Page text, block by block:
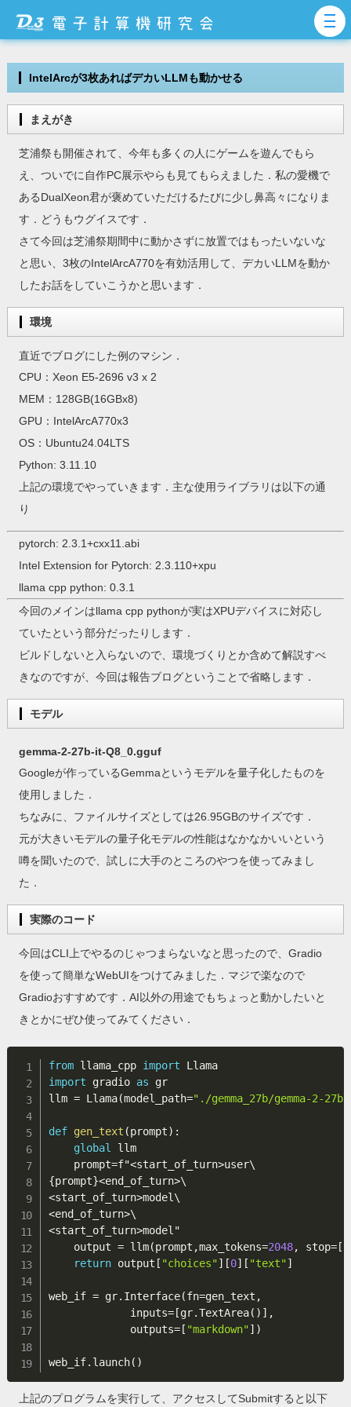
IntelArcが3枚あればデカいLLMも動かせる
まえがき
芝浦祭も開催されて、今年も多くの人にゲームを遊んでもら
え、ついでに自作PC展示やらも見てもらえました．私の愛機で
あるDualXeon君が褒めていただけるたびに少し鼻高々になりま
す．どうもウグイスです．
さて今回は芝浦祭期間中に動かさずに放置ではもったいないな
と思い、3枚のIntelArcA770を有効活用して、デカいLLMを動か
したお話をしていこうかと思います．
環境
直近でブログにした例のマシン．
CPU：Xeon E5-2696 v3 x 2
MEM：128GB(16GBx8)
GPU：IntelArcA770x3
OS：Ubuntu24.04LTS
Python: 3.11.10
上記の環境でやっていきます．主な使用ライブラリは以下の通
り
pytorch: 2.3.1+cxx11.abi
Intel Extension for Pytorch: 2.3.110+xpu
llama cpp python: 0.3.1
今回のメインはllama cpp pythonが実はXPUデバイスに対応し
ていたという部分だったりします．
ビルドしないと入らないので、環境づくりとか含めて解説すべ
きなのですが、今回は報告ブログということで省略します．
モデル
gemma-2-27b-it-Q8_0.gguf
Googleが作っているGemmaというモデルを量子化したものを
使用しました．
ちなみに、ファイルサイズとしては26.95GBのサイズです．
元が大きいモデルの量子化モデルの性能はなかなかいいという
噂を聞いたので、試しに大手のところのやつを使ってみまし
た．
実際のコード
今回はCLI上でやるのじゃつまらないなと思ったので、Gradio
を使って簡単なWebUIをつけてみました．マジで楽なので
Gradioおすすめです．AI以外の用途でもちょっと動かしたいと
きとかにぜひ使ってみてください．
from llama_cpp import
import gradio as gr
llm = Llama(model_path="./gemma_27b/gemma-2-
def gen_text (prompt) :
global
llm
    prompt
=f"<start_of_turn>
{prompt}<end_of_turn>
<start_of_turn>
<end_of_turn>
<start_of_turn>model"
    output
= llm(prompt ,max_tokens=2048, stop= [
return output [ "choices"] [0] [ "text"]
web_if = gr. Interface(fn=gen_text ,
             inputs
= [gr.TextArea( ) ] ,
             outputs
= [ "markdown"] )
web_if. launch( )
上記のプログラムを実行して、アクセスしてSubmitすると以下